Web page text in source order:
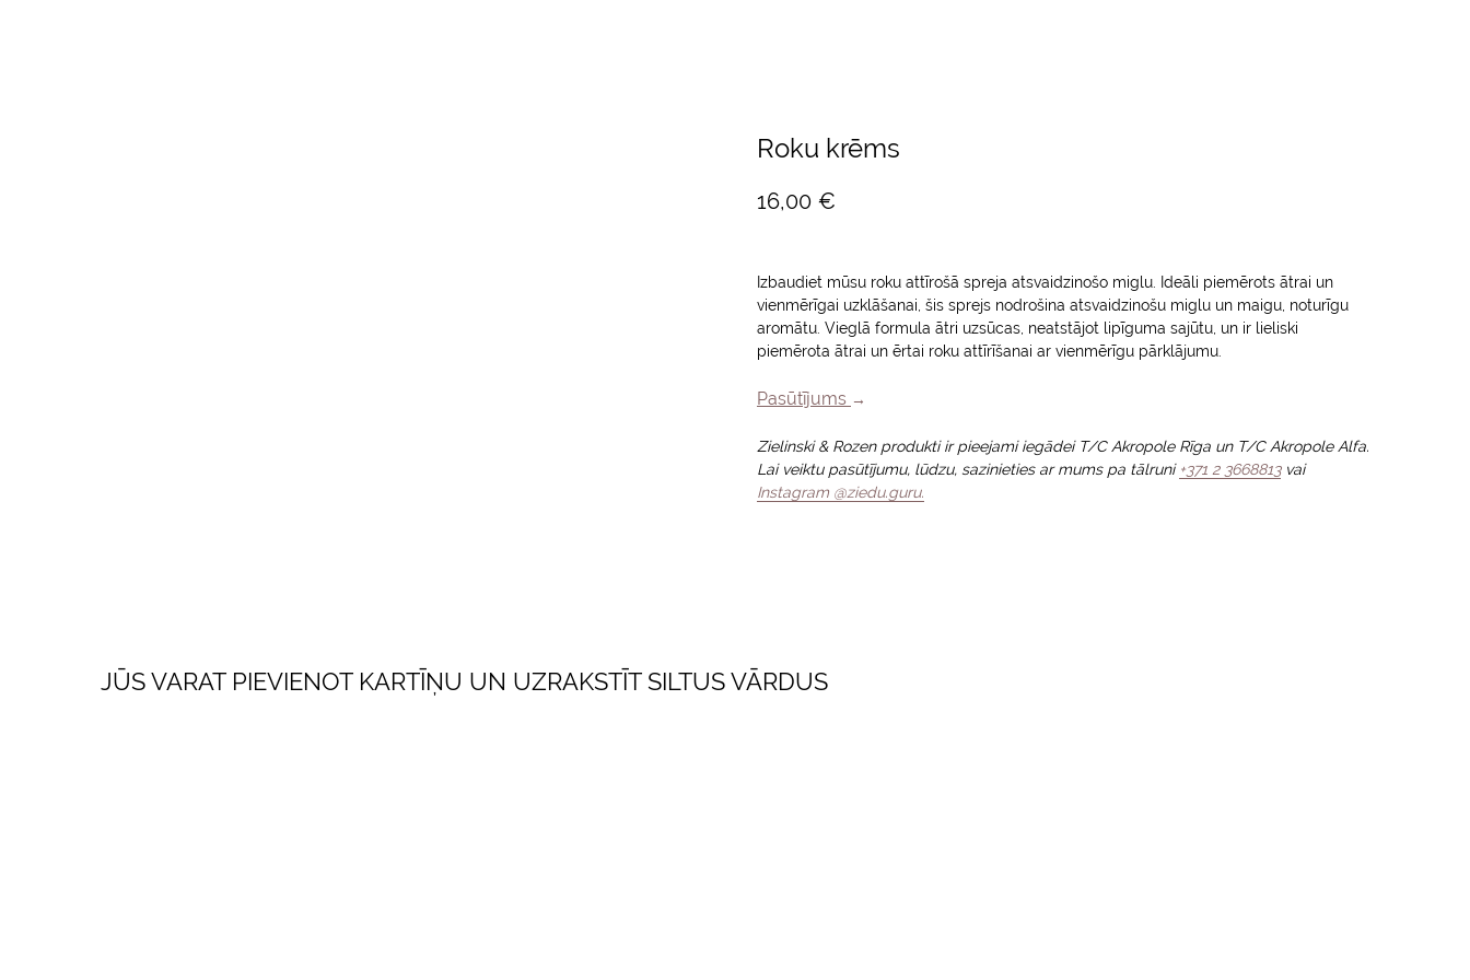
Roku krēms
16,00 €
Izbaudiet mūsu roku attīrošā spreja atsvaidzinošo miglu. Ideāli piemērots ātrai un
vienmērīgai uzklāšanai, šis sprejs nodrošina atsvaidzinošu miglu un maigu, noturīgu
aromātu. Vieglā formula ātri uzsūcas, neatstājot lipīguma sajūtu, un ir lieliski
piemērota ātrai un ērtai roku attīrīšanai ar vienmērīgu pārklājumu.
Pasūtījums →
Zielinski & Rozen produkti ir pieejami iegādei T/C Akropole Rīga un T/C Akropole Alfa.
Lai veiktu pasūtījumu, lūdzu, sazinieties ar mums pa tālruni +371 2 3668813vai
Instagram @ziedu.guru.
JŪS VARAT PIEVIENOT KARTĪŅU UN UZRAKSTĪT SILTUS VĀRDUS